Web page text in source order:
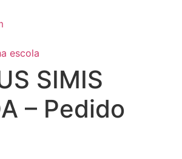
escola
SIMIS
– Pedido